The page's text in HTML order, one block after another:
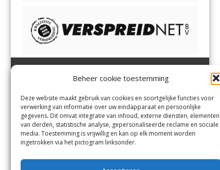
Beheer cookie toestemming
Deze website maakt gebruik van cookies en soortgelijke functies voor
verwerking van informatie over uw eindapparaat en persoonlijke
gegevens. Dit omvat integratie van inhoud, externe diensten, elementen
van derden, statistische analyse, gepersonaliseerde reclame en sociale
media. Toestemming is vrijwillig en kan op elk moment worden
ingetrokken via het pictogram linksonder.
Margadantstraat 34
1976 DN IJmuiden
023-8200170
info@heemsteder.nl
info@bloemendaler.nl
Bennebroek,Vogelenzang,
OverveenenAerdenhout
Contact